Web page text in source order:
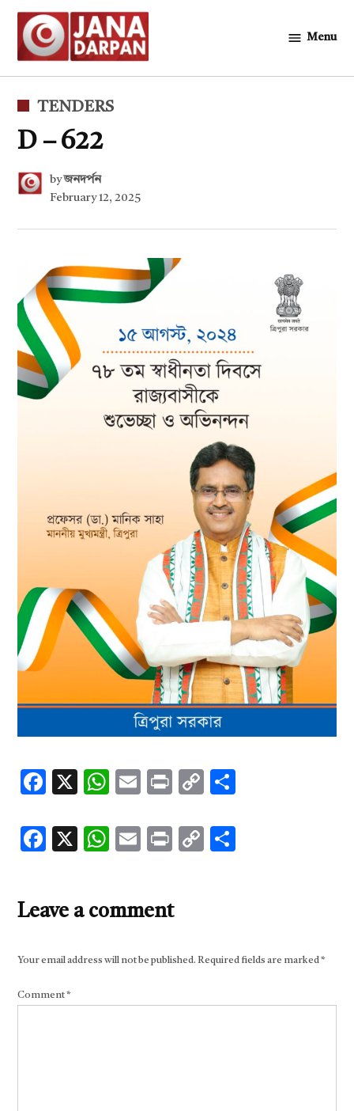
Skip
content
Menu
POSTED
TENDERS
D – 622
by জনদর্পন
February 12, 2025
Facebook
X WhatsApp
EmailPrintCopy
Facebook
X WhatsApp
EmailPrintCopy
Leave a comment
Your email address will not be published. Required fields are marked*
Comment*